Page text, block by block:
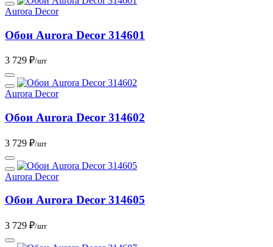
Aurora Decor
Обои Aurora Deсor 314601
3 729 ₽/шт
Aurora Decor
Обои Aurora Deсor 314602
3 729 ₽/шт
Aurora Decor
Обои Aurora Deсor 314605
3 729 ₽/шт